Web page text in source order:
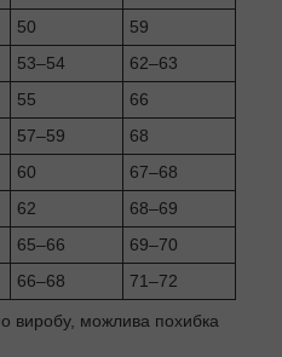
50
59
53–54
62–63
55
66
57–59
68
60
67–68
62
68–69
65–66
69–70
66–68 71–72
виробу, можлива похибка